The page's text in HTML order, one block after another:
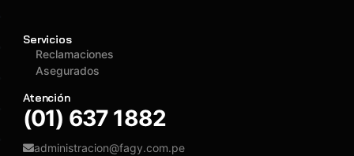
Servicios
Reclamaciones
Asegurados
Atención
(01) 637 1882
administracion@fagy.com.pe